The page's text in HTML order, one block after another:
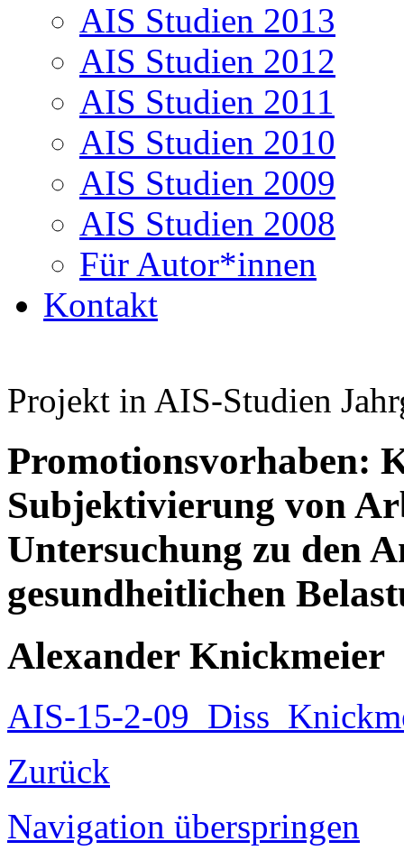
AIS Studien 2013
AIS Studien 2012
AIS Studien 2011
AIS Studien 2010
AIS Studien 2009
AIS Studien 2008
Für Autor*innen
Kontakt
Projekt in AIS-Studien
Promotionsvorhaben:
Subjektivierung von
Untersuchung zu den
gesundheitlichen
Alexander Knickmeier
AIS-15-2-
Zurück
Navigation überspringen